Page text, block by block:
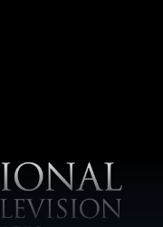
i jedan broj.